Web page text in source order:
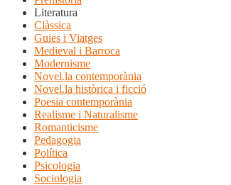
Literatura
Clàssica
Guies i Viatges
Medieval i Barroca
Modernisme
Novel.la contemporània
Novel.la històrica i ficció
Poesia contemporània
Realisme i Naturalisme
Romanticisme
Pedagogia
Política
Psicologia
Sociologia